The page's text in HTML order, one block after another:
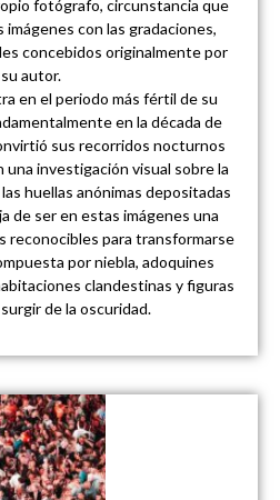
fotógrafo, circunstancia que
con las gradaciones,
concebidos originalmente por
su autor.
en el periodo más fértil de su
en la década de
sus recorridos nocturnos
una investigación visual sobre la
huellas anónimas depositadas
de ser en estas imágenes una
reconocibles para transformarse
por niebla, adoquines
clandestinas y figuras
de la oscuridad.